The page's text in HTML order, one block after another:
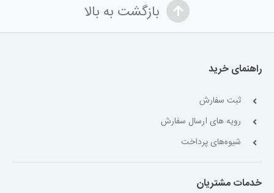
بازگشت به بالا
راهنمای خرید
ثبت سفارش
رویه های ارسال سفارش
شیوه‌های پرداخت
خدمات مشتریان